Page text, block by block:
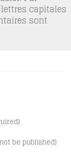
capitales
sont
be published)